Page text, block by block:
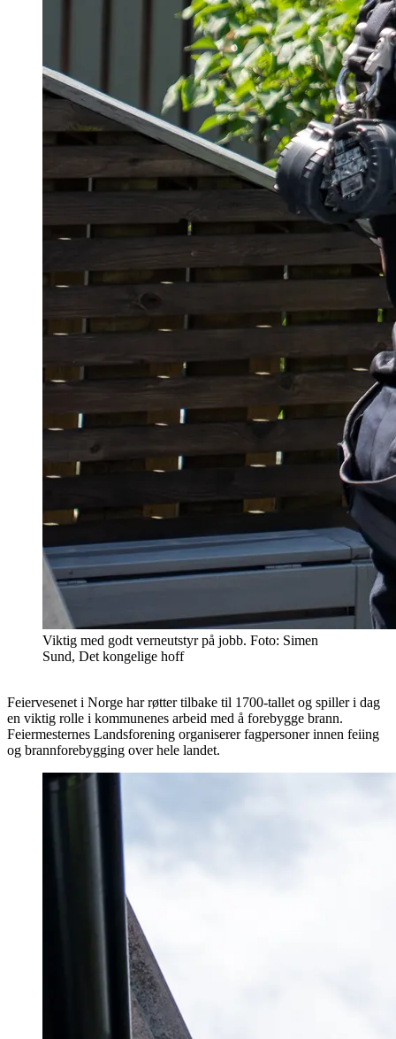
Viktig med godt verneutstyr på jobb. Foto: Simen
Sund, Det kongelige hoff
Feiervesenet i Norge har røtter tilbake til 1700-tallet og spiller i dag
en viktig rolle i kommunenes arbeid med å forebygge brann.
Feiermesternes Landsforening organiserer fagpersoner innen feiing
og brannforebygging over hele landet.